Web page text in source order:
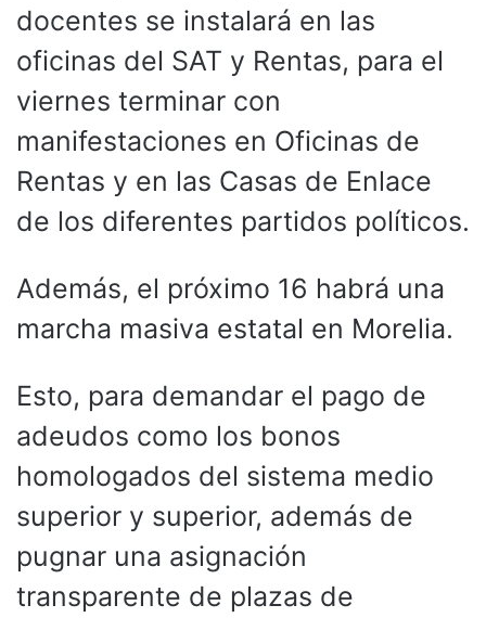
docentes se instalará en las
oficinas del SAT y Rentas, para el
viernes terminar con
manifestaciones en Oficinas de
Rentas y en las Casas de Enlace
de los diferentes partidos políticos.
Además, el próximo 16 habrá una
marcha masiva estatal en Morelia.
Esto, para demandar el pago de
adeudos como los bonos
homologados del sistema medio
superior y superior, además de
pugnar una asignación
transparente de plazas de